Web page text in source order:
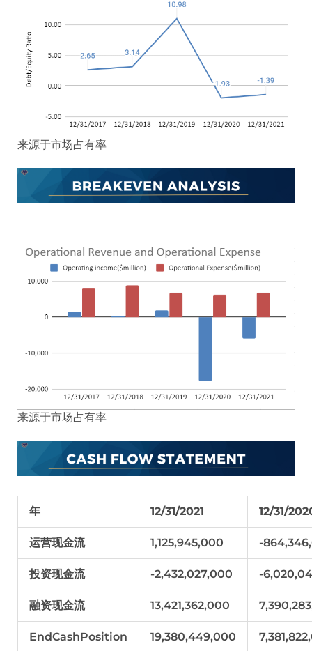
来源于市场占有率
来源于市场占有率
年 12/31/2021 12/31/
运营现金流 1,125,945,000 -
投资现金流 -2,432,027,000 -
融资现金流 13,421,362,000
EndCashPosition 19,380,449,000